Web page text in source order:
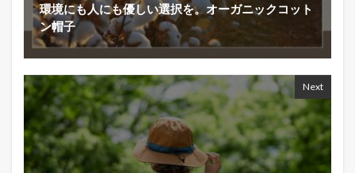
環境にも人にも優しい選択を。オーガニックコット
ン帽子
Next